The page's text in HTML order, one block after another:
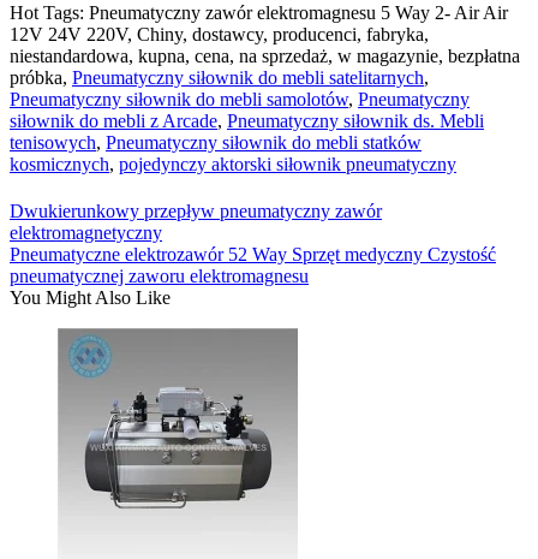
Hot Tags: Pneumatyczny zawór elektromagnesu 5 Way 2- Air Air
12V 24V 220V, Chiny, dostawcy, producenci, fabryka,
niestandardowa, kupna, cena, na sprzedaż, w magazynie, bezpłatna
próbka, Pneumatyczny siłownik do mebli satelitarnych,
Pneumatyczny siłownik do mebli samolotów, Pneumatyczny
siłownik do mebli z Arcade, Pneumatyczny siłownik ds. Mebli
tenisowych, Pneumatyczny siłownik do mebli statków
kosmicznych, pojedynczy aktorski siłownik pneumatyczny
Dwukierunkowy przepływ pneumatyczny zawór
elektromagnetyczny
Pneumatyczne elektrozawór 52 Way Sprzęt medyczny Czystość
pneumatycznej zaworu elektromagnesu
You Might Also Like